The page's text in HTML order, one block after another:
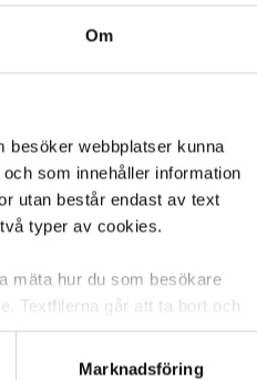
Om
besöker webbplatser kunna
som innehåller information
utan består endast av text
typer av cookies.
mäta hur du som besökare
Textfilerna går att ta bort och
ett unikt nummer utan
Marknadsföring
70cm för barn
st ca 1-2 dagar
barn
I